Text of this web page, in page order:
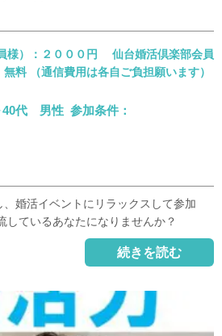
様）：２０００円 仙台婚活倶楽部会員
料 （通信費用は各自ご負担願います）
40代 男性 参加条件：
婚活イベントにリラックスして参加
しているあなたになりませんか？
続きを読む